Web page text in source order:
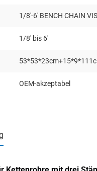
1/8'-6' BENCH CHAIN
1/8' bis 6'
OEM-akzeptabel